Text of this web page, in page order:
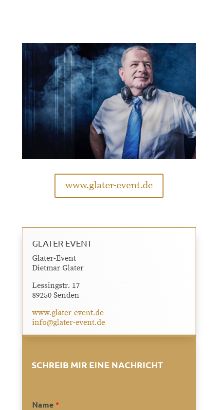
www.glater-event.de
GLATER EVENT
Glater-Event
Dietmar Glater
Lessingstr. 17
89250 Senden
www.glater-event.de
info@glater-event.de
SCHREIB MIR EINE NACHRICHT
Name *